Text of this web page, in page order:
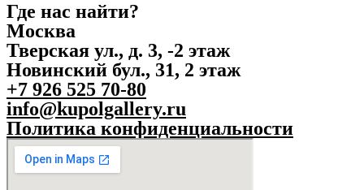
Где нас найти?
Москва
Тверская ул., д. 3, -2 этаж
Новинский бул., 31, 2 этаж
+7 926 525 70-80
info@kupolgallery.ru
Политика конфиденциальности